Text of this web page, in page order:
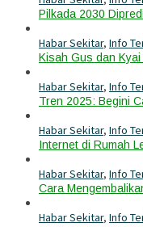
Pilkada 2030
Habar Sekitar, Info
Kisah Gus dan
Habar Sekitar, Info
Tren 2025: Begini
Habar Sekitar, Info
Internet di Rumah
Habar Sekitar, Info
Cara
Habar Sekitar, Info